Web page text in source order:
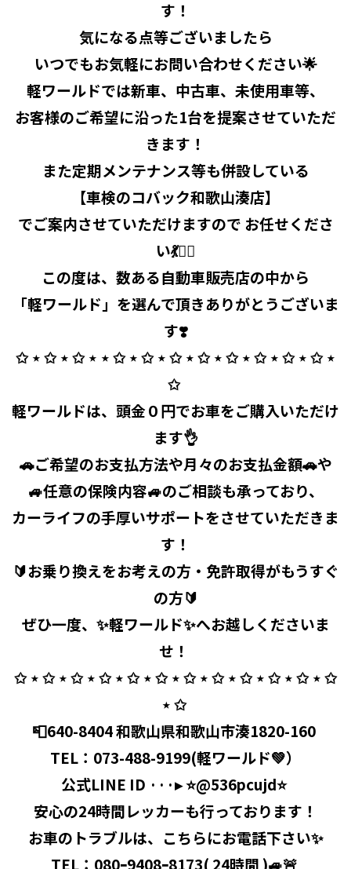
す！
気になる点等ございましたら
いつでもお気軽にお問い合わせください🌟
軽ワールドでは新車、中古車、未使用車等、
お客様のご希望に沿った1台を提案させていただ
きます！
また定期メンテナンス等も併設している
【車検のコバック和歌山湊店】
でご案内させていただけますので お任せくださ
い💃🧞‍♂️
この度は、数ある自動車販売店の中から
「軽ワールド」を選んで頂きありがとうございま
す❣️
✩ ⋆ ✩ ⋆ ✩ ⋆ ⋆ ✩ ⋆ ✩ ⋆ ✩ ⋆ ✩ ⋆ ✩ ⋆ ✩ ⋆ ✩ ⋆ ✩ ⋆
✩ ⁡
軽ワールドは、頭金０円でお車をご購入いただけ
ます👌
🚗ご希望のお支払方法や月々のお支払金額🚗や
🚙任意の保険内容🚙のご相談も承っており、
カーライフの手厚いサポートをさせていただきま
す！
🔰お乗り換えをお考えの方・免許取得がもうすぐ
の方🔰
ぜひ一度、✨軽ワールド✨へお越しくださいま
せ！ ⁡
✩ ⋆ ✩ ⋆ ✩ ⋆ ✩ ⋆ ✩ ⋆ ✩ ⋆ ✩ ⋆ ✩ ⋆ ✩ ⋆ ✩ ⋆ ✩ ⋆ ✩
⋆ ✩ ⁡
📮640-8404 和歌山県和歌山市湊1820-160 ⁡
TEL： 073-488-9199(軽ワールド💚）
公式LINE ID ···▸ ⭐️@536pcujd⭐️ ⁡
安心の24時間レッカーも行っております！
お車のトラブルは、こちらにお電話下さい✨
TEL：080ｰ9408ｰ8173( 24時間 )🚙🚨 ⁡